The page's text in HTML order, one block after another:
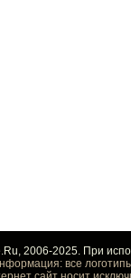
2006-2025. При
все